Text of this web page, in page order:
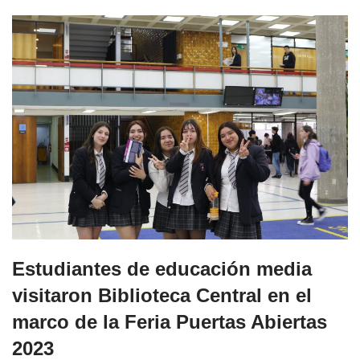
Estudiantes de educación media
visitaron Biblioteca Central en el
marco de la Feria Puertas Abiertas
2023